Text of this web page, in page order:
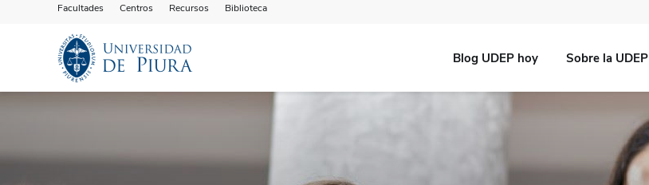
Facultades Centros Recursos Biblioteca
Blog UDEP hoy Sobre la UDEP